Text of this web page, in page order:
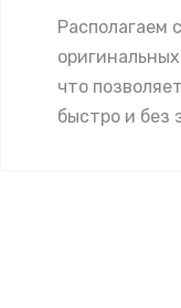
Располагаем
что
быстро и без